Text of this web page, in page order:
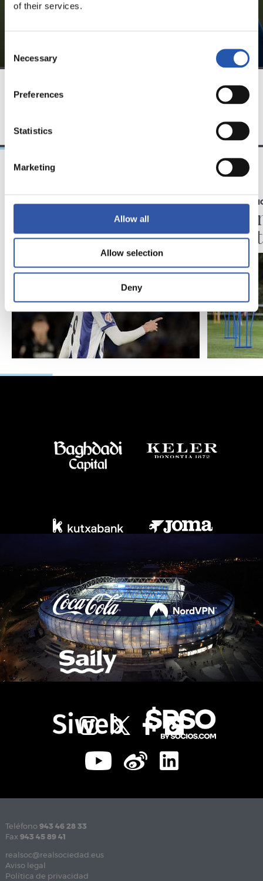
of their services.
Selection
Necessary
Preferences
Statistics
Marketing
Allow all
Allow selection
Deny
PARTES MÉDICOS
Parte médico
PARTES
Teléfono 943 46 28 33
Fax 943 45 89 41
realsoc@realsociedad.eus
Aviso legal
Política de privacidad